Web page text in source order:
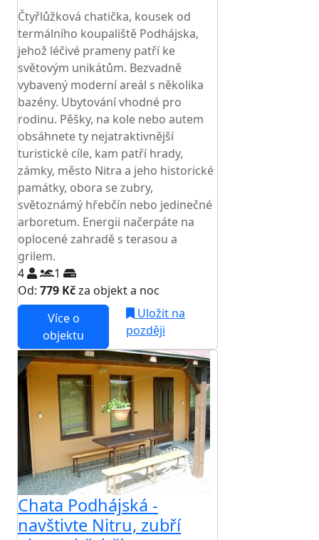
Čtyřlůžková chatička, kousek od
termálního koupaliště Podhájska,
jehož léčivé prameny patří ke
světovým unikátům. Bezvadně
vybavený moderní areál s několika
bazény. Ubytování vhodné pro
rodinu. Pěšky, na kole nebo autem
obsáhnete ty nejatraktivnější
turistické cíle, kam patří hrady,
zámky, město Nitra a jeho historické
památky, obora se zubry,
světoznámý hřebčín nebo jedinečné
arboretum. Energii načerpáte na
oplocené zahradě s terasou a
grilem.
4
1
Od: 779 Kčza objekt a noc
Více o
objektu
Uložit na
později
Chata Podhájská -
navštivte Nitru, zubří